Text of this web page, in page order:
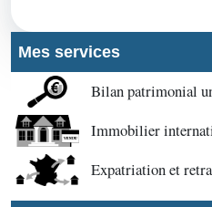
Mes services
Bilan patrimonial
Immobilier
Expatriation et